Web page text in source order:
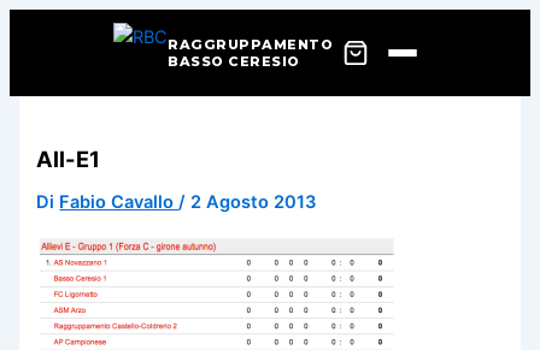
RAGGRUPPAMENTO
BASSO CERESIO
contenuto
All-E1
Di Fabio Cavallo/ 2 Agosto 2013